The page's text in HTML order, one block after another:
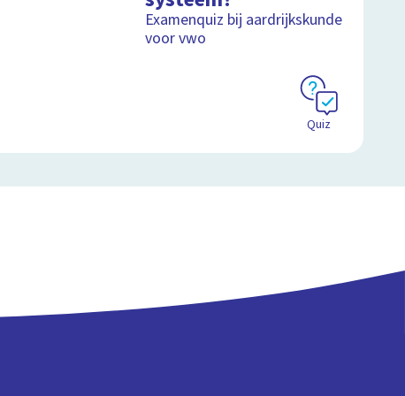
Examenquiz bij aardrijkskunde
voor vwo
Quiz